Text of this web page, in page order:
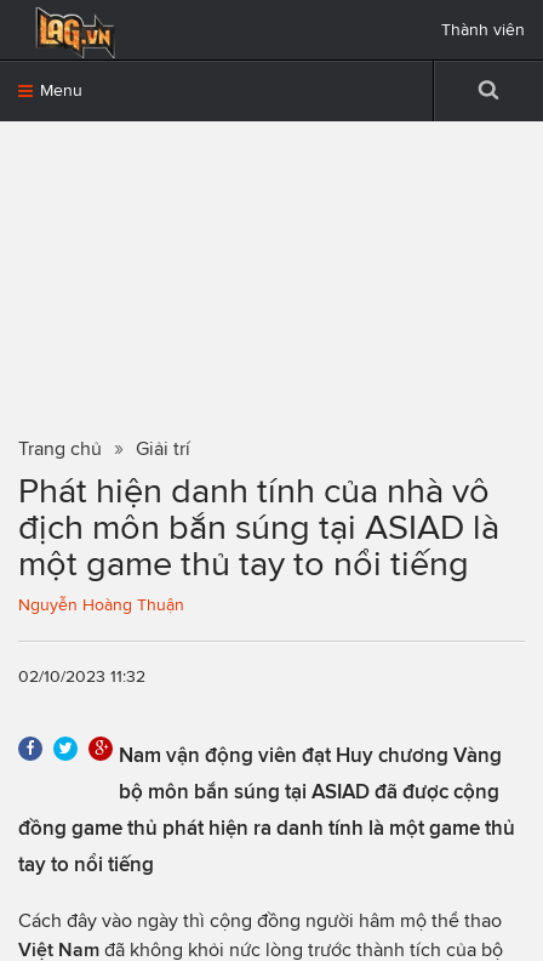
Menu
Thành viên
Trang chủ Giải trí
Phát hiện danh tính của nhà vô
địch môn bắn súng tại ASIAD là
một game thủ tay to nổi tiếng
Nguyễn Hoàng Thuận
02/10/2023 11:32
Nam vận động viên đạt Huy chương Vàng
bộ môn bắn súng tại ASIAD đã được cộng
đồng game thủ phát hiện ra danh tính là một game thủ
tay to nổi tiếng
Cách đây vào ngày thì cộng đồng người hâm mộ thể thao
Việt Nam đã không khỏi nức lòng trước thành tích của bộ